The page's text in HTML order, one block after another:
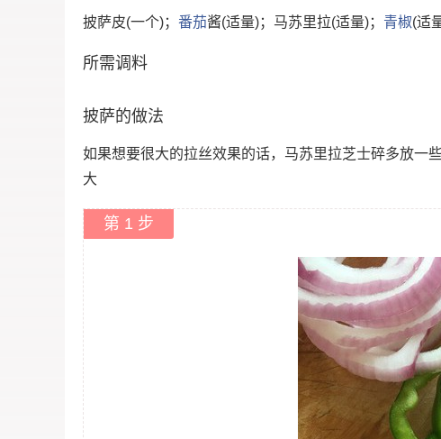
披萨皮(一个)； 番茄酱(适量)；马苏里拉(适量)； 青椒(适
所需调料
披萨的做法
如果想要很大的拉丝效果的话，马苏里拉芝士碎多放一
大
第 1 步